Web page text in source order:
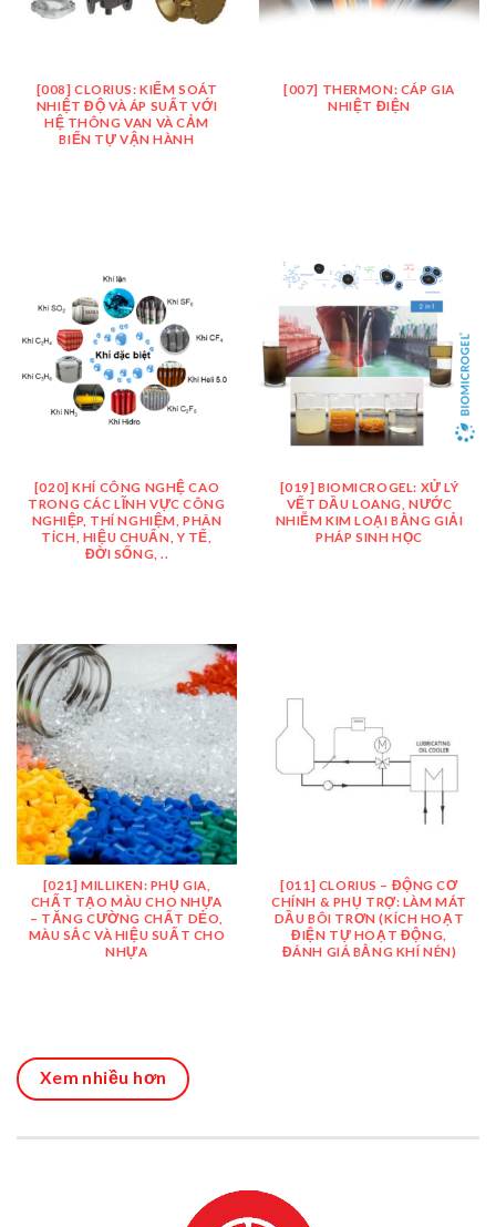
[008] CLORIUS: KIỂM SOÁT
NHIỆT ĐỘ VÀ ÁP SUẤT VỚI
HỆ THÔNG VAN VÀ CẢM
BIẾN TỰ VẬN HÀNH
[007] THERMON: CÁP GIA
NHIỆT ĐIỆN
[020] KHÍ CÔNG NGHỆ CAO
TRONG CÁC LĨNH VỰC CÔNG
NGHIỆP, THÍ NGHIỆM, PHÂN
TÍCH, HIỆU CHUẨN, Y TẾ,
ĐỜI SỐNG, ..
[019] BIOMICROGEL: XỬ LÝ
VẾT DẦU LOANG, NƯỚC
NHIỄM KIM LOẠI BẰNG GIẢI
PHÁP SINH HỌC
[021] MILLIKEN: PHỤ GIA,
CHẤT TẠO MÀU CHO NHỰA
– TĂNG CƯỜNG CHẤT DẺO,
MÀU SẮC VÀ HIỆU SUẤT CHO
NHỰA
[011] CLORIUS – ĐỘNG CƠ
CHÍNH & PHỤ TRỢ: LÀM MÁT
DẦU BÔI TRƠN (KÍCH HOẠT
ĐIỆN TỰ HOẠT ĐỘNG,
ĐÁNH GIÁ BẰNG KHÍ NÉN)
Xem nhiều hơn